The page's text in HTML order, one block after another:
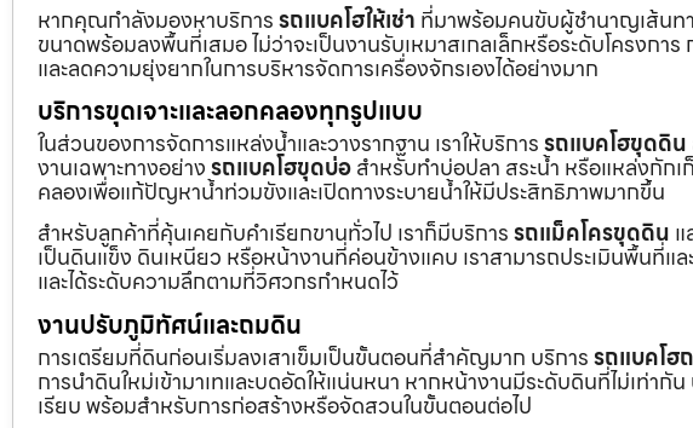
หากคุณกำลังมองหาบริการรถแบคโฮให้เช่า ที่มาพร้อมคนขับผู้ชำนาญเส้นท
ขนาดพร้อมลงพื้นที่เสมอ ไม่ว่าจะเป็นงานรับเหมาสเกลเล็กหรือระดับโครงการ
และลดความยุ่งยากในการบริหารจัดการเครื่องจักรเองได้อย่างมาก
บริการขุดเจาะและลอกคลองทุกรูปแบบ
ในส่วนของการจัดการแหล่งน้ำและวางรากฐาน เราให้บริการรถแบคโฮขุดดิน
งานเฉพาะทางอย่างรถแบคโฮขุดบ่อสำหรับทำบ่อปลา สระน้ำ หรือแหล่งกัก
คลองเพื่อแก้ปัญหาน้ำท่วมขังและเปิดทางระบายน้ำให้มีประสิทธิภาพมากขึ้น
สำหรับลูกค้าที่คุ้นเคยกับคำเรียกขานทั่วไป เราก็มีบริการรถแม็คโครขุดดิน แ
เป็นดินแข็ง ดินเหนียว หรือหน้างานที่ค่อนข้างแคบ เราสามารถประเมินพื้นที่แ
และได้ระดับความลึกตามที่วิศวกรกำหนดไว้
งานปรับภูมิทัศน์และถมดิน
การเตรียมที่ดินก่อนเริ่มลงเสาเข็มเป็นขั้นตอนที่สำคัญมาก บริการรถแบคโฮ
การนำดินใหม่เข้ามาเทและบดอัดให้แน่นหนา หากหน้างานมีระดับดินที่ไม่เท่ากัน
เรียบ พร้อมสำหรับการก่อสร้างหรือจัดสวนในขั้นตอนต่อไป